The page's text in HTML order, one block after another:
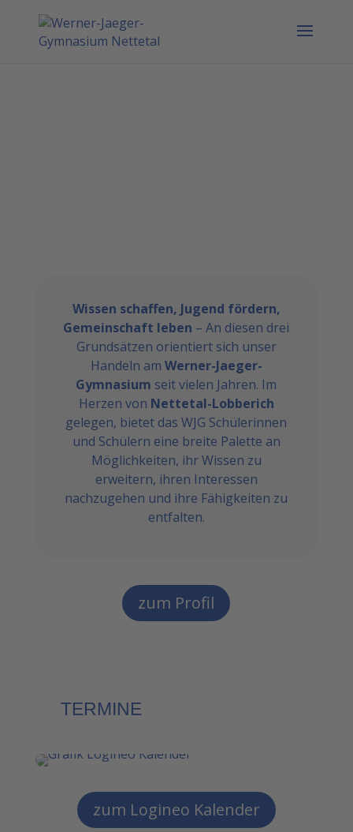
Wissen schaffen, Jugend fördern,
Gemeinschaft leben – An diesen drei
Grundsätzen orientiert sich unser
Handeln am Werner-Jaeger-
Gymnasium seit vielen Jahren. Im
Herzen von Nettetal-Lobberich
gelegen, bietet das WJG Schülerinnen
und Schülern eine breite Palette an
Möglichkeiten, ihr Wissen zu
erweitern, ihren Interessen
nachzugehen und ihre Fähigkeiten zu
entfalten.
zum Profil
TERMINE
zum Logineo Kalender